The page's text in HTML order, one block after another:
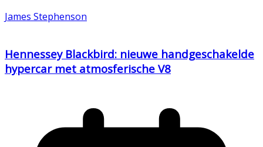
James Stephenson
Hennessey Blackbird: nieuwe handgeschakelde
hypercar met atmosferische V8